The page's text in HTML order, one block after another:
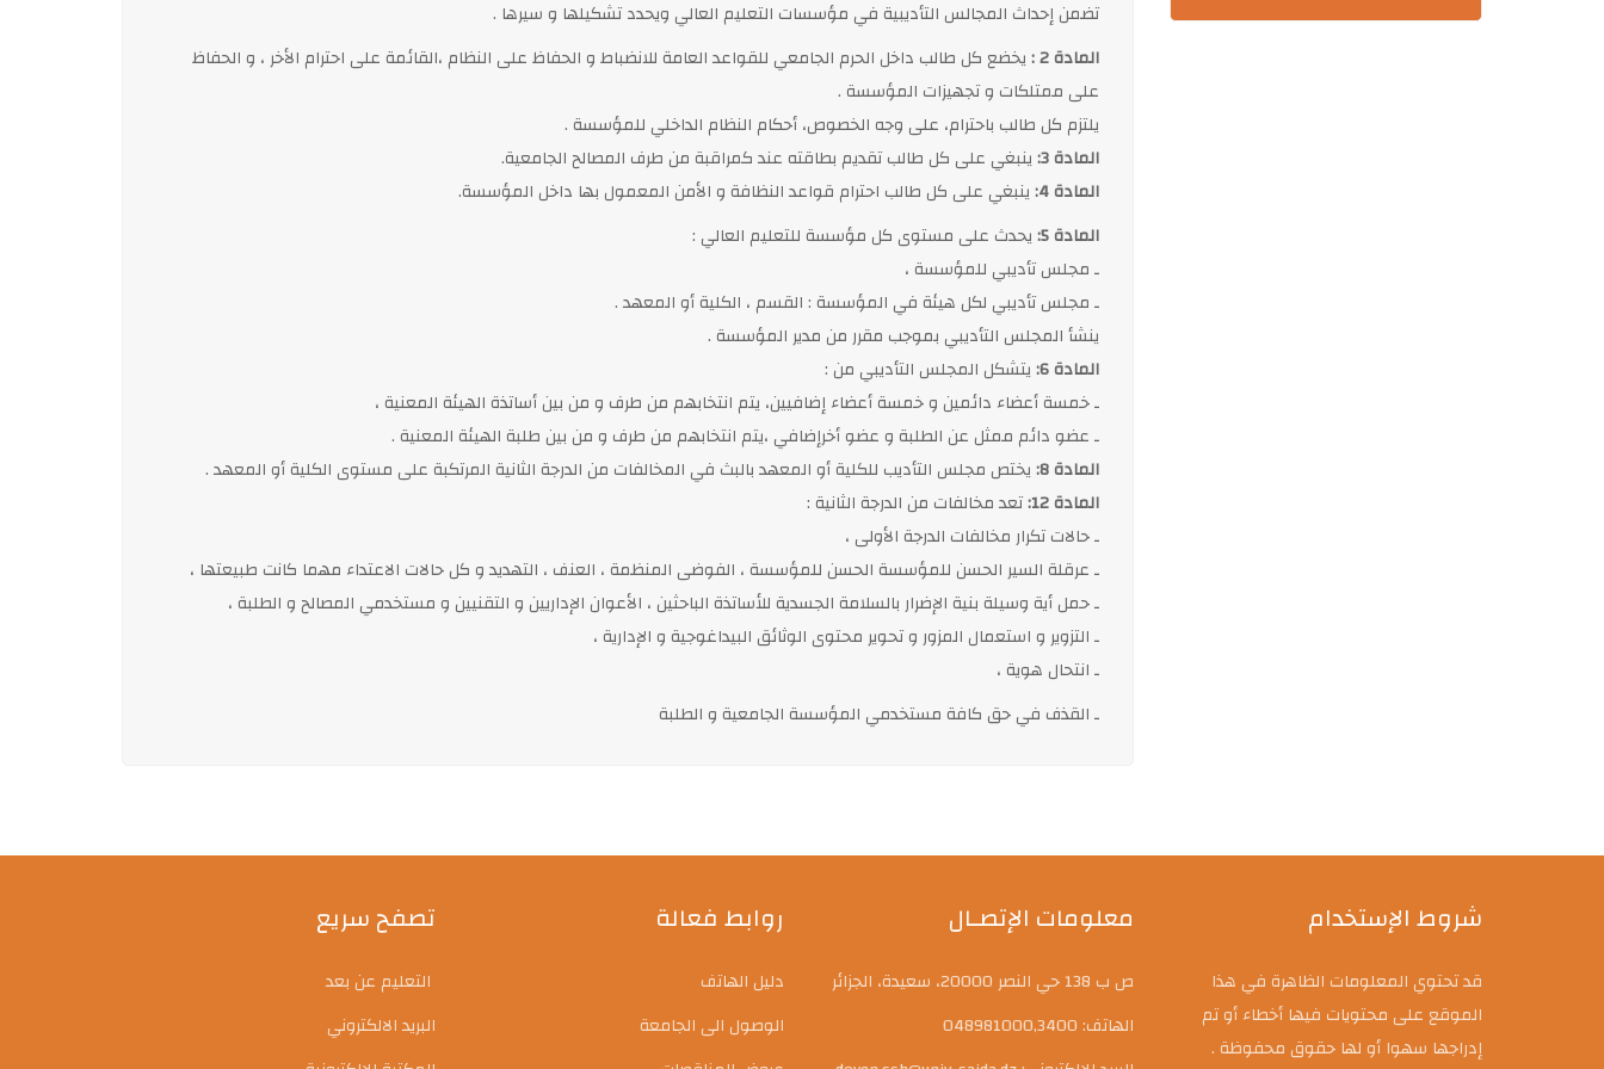
تضمن إحداث المجالس التأديبية في مؤسسات التعليم العالي ويحدد تشكيلها و سيرها .
المادة 2 :
يخضع كل طالب داخل الحرم الجامعي للقواعد العامة للانضباط و الحفاظ على النظام ،القائمة على احترام الأخر ، و الحفاظ
على ممتلكات و تجهيزات المؤسسة .
يلتزم كل طالب باحترام، على وجه الخصوص، أحكام النظام الداخلي للمؤسسة .
المادة 3: ينبغي على كل طالب تقديم بطاقته عند كمراقبة من طرف المصالح الجامعية.
المادة 4: ينبغي على كل طالب احترام قواعد النظافة و الأمن المعمول بها داخل المؤسسة.
المادة 5: يحدث على مستوى كل مؤسسة للتعليم العالي :
ـ مجلس تأديبي للمؤسسة ،
ـ مجلس تأديبي لكل هيئة في المؤسسة : القسم ، الكلية أو المعهد .
ينشأ المجلس التأديبي بموجب مقرر من مدير المؤسسة .
المادة 6: يتشكل المجلس التأديبي من :
ـ خمسة أعضاء دائمين و خمسة أعضاء إضافيين، يتم انتخابهم من طرف و من بين أساتذة الهيئة المعنية ،
ـ عضو دائم ممثل عن الطلبة و عضو أخرإضافي ،يتم انتخابهم من طرف و من بين طلبة الهيئة المعنية .
المادة 8: يختص مجلس التأديب للكلية أو المعهد بالبث في المخالفات من الدرجة الثانية المرتكبة على مستوى الكلية أو المعهد .
المادة 12:
تعد مخالفات من الدرجة الثانية :
ـ حالات تكرار مخالفات الدرجة الأولى ،
ـ عرقلة السير الحسن للمؤسسة الحسن للمؤسسة ، الفوضى المنظمة ، العنف ، التهديد و كل حالات الاعتداء مهما كانت طبيعتها ،
ـ حمل أية وسيلة بنية الإضرار بالسلامة الجسدية للأساتذة الباحثين ، الأعوان الإداريين و التقنيين و مستخدمي المصالح و الطلبة ،
ـ التزوير و استعمال المزور و تحوير محتوى الوثائق البيداغوجية و الإدارية ،
ـ انتحال هوية ،
ـ القذف في حق كافة مستخدمي المؤسسة الجامعية و الطلبة
تصفح سريع
التعليم عن بعد
البريد الالكتروني
روابط فعالة
دليل الهاتف
الوصول الى الجامعة
معلومات الإتصـال
ص ب 138 حي النصر 20000، سعيدة، الجزائر
الهاتف: 048981000,3400
شروط الإستخدام
قد تحتوي المعلومات الظاهرة في هذا
الموقع على محتويات فيها أخطاء أو تم
إدراجها سهوا أو لها حقوق محفوظة .